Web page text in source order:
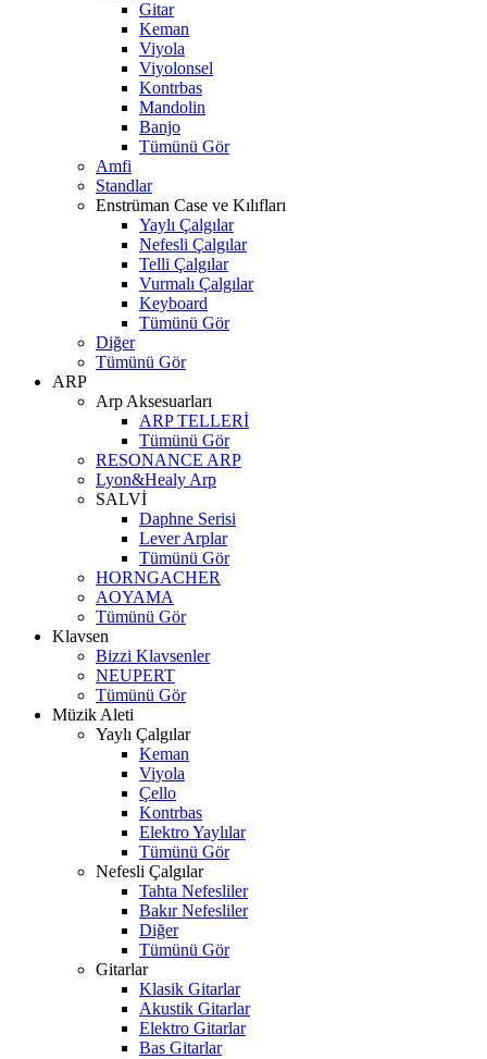
Gitar
Keman
Viyola
Viyolonsel
Kontrbas
Mandolin
Banjo
Tümünü Gör
Amfi
Standlar
Enstrüman Case ve Kılıfları
Yaylı Çalgılar
Nefesli Çalgılar
Telli Çalgılar
Vurmalı Çalgılar
Keyboard
Tümünü Gör
Diğer
Tümünü Gör
ARP
Arp Aksesuarları
ARP TELLERİ
Tümünü Gör
RESONANCE ARP
Lyon&Healy Arp
SALVİ
Daphne Serisi
Lever Arplar
Tümünü Gör
HORNGACHER
AOYAMA
Tümünü Gör
Klavsen
Bizzi Klavsenler
NEUPERT
Tümünü Gör
Müzik Aleti
Yaylı Çalgılar
Keman
Viyola
Çello
Kontrbas
Elektro Yaylılar
Tümünü Gör
Nefesli Çalgılar
Tahta Nefesliler
Bakır Nefesliler
Diğer
Tümünü Gör
Gitarlar
Klasik Gitarlar
Akustik Gitarlar
Elektro Gitarlar
Bas Gitarlar